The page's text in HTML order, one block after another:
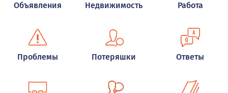
Объявления Недвижимость Работа
Проблемы Потеряшки Ответы